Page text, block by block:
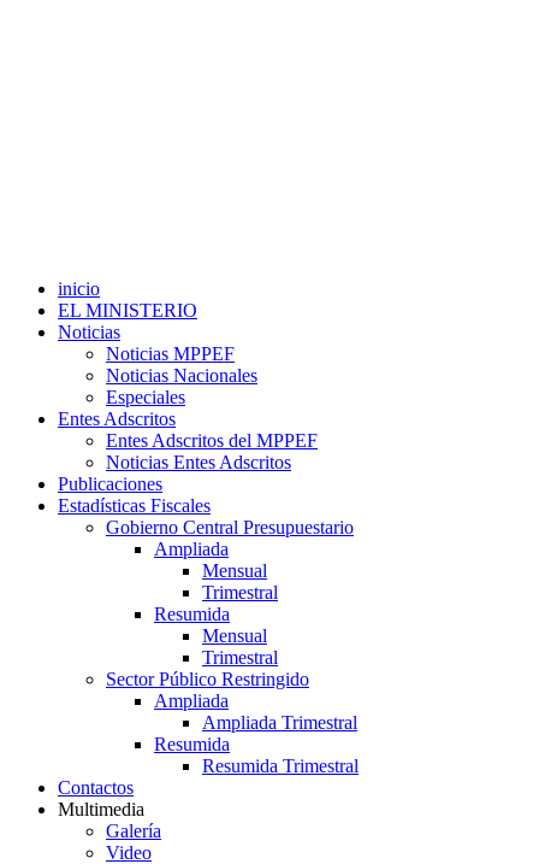
inicio
EL MINISTERIO
Noticias
Noticias MPPEF
Noticias Nacionales
Especiales
Entes Adscritos
Entes Adscritos del MPPEF
Noticias Entes Adscritos
Publicaciones
Estadísticas Fiscales
Gobierno Central Presupuestario
Ampliada
Mensual
Trimestral
Resumida
Mensual
Trimestral
Sector Público Restringido
Ampliada
Ampliada Trimestral
Resumida
Resumida Trimestral
Contactos
Multimedia
Galería
Video